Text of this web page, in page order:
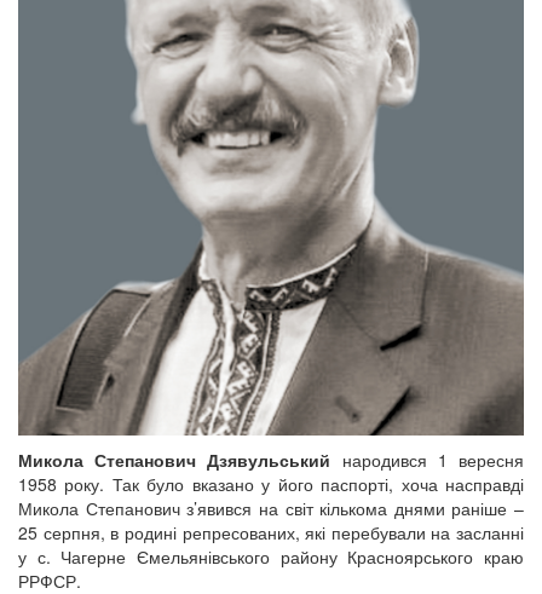
Микола Степанович Дзявульський народився 1 вересня
1958 року. Так було вказано у його паспорті, хоча насправді
Микола Степанович з’явився на світ кількома днями раніше –
25 серпня, в родині репресованих, які перебували на засланні
у с. Чагерне Ємельянівського району Красноярського краю
РРФСР.